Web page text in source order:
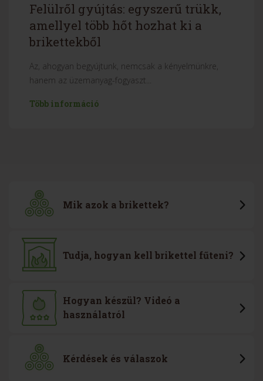
Felülről gyújtás: egyszerű trükk,
amellyel több hőt hozhat ki a
brikettekből
Az, ahogyan begyújtunk, nemcsak a kényelmünkre,
hanem az üzemanyag-fogyaszt...
Több információ
Mik azok a brikettek?
Tudja, hogyan kell brikettel fűteni?
Hogyan készül? Videó a
használatról
Kérdések és válaszok